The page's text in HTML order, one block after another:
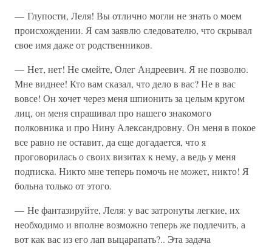
— Глупости, Леля! Вы отлично могли не знать о моем
происхождении. Я сам заявлю следователю, что скрывал
свое имя даже от родственников.
— Нет, нет! Не смейте, Олег Андреевич. Я не позволю.
Мне виднее! Кто вам сказал, что дело в вас? Не в вас
вовсе! Он хочет через меня шпионить за целым кругом
лиц, он меня спрашивал про нашего знакомого
полковника и про Нину Александровну. Он меня в покое
все равно не оставит, да еще догадается, что я
проговорилась о своих визитах к нему, а ведь у меня
подписка. Никто мне теперь помочь не может, никто! Я
больна только от этого.
— Не фантазируйте, Леля: у вас затронуты легкие, их
необходимо и вполне возможно теперь же подлечить, а
вот как вас из его лап выцарапать?.. Эта задача